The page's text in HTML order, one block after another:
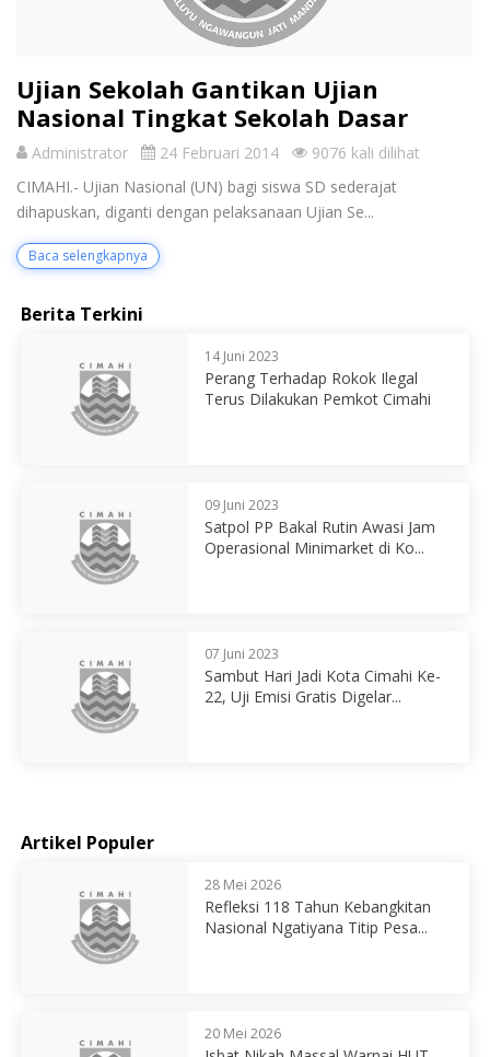
Ujian Sekolah Gantikan Ujian
Nasional Tingkat Sekolah Dasar
Administrator 24 Februari 2014
9076 kali dilihat
CIMAHI.- Ujian Nasional (UN) bagi siswa SD sederajat
dihapuskan, diganti dengan pelaksanaan Ujian Se...
Baca selengkapnya
Berita Terkini
14 Juni 2023
Perang Terhadap Rokok Ilegal
Terus Dilakukan Pemkot Cimahi
09 Juni 2023
Satpol PP Bakal Rutin Awasi Jam
Operasional Minimarket di Ko...
07 Juni 2023
Sambut Hari Jadi Kota Cimahi Ke-
22, Uji Emisi Gratis Digelar...
Artikel Populer
28 Mei 2026
Refleksi 118 Tahun Kebangkitan
Nasional Ngatiyana Titip Pesa...
20 Mei 2026